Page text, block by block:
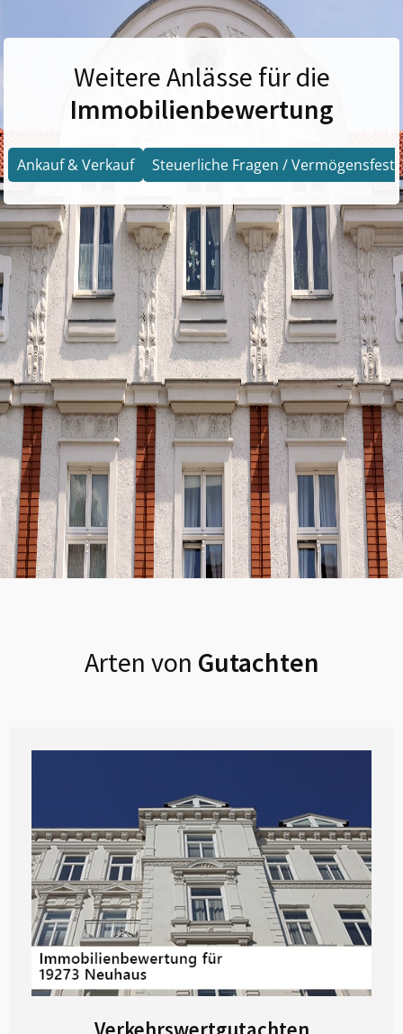
Weitere Anlässe für die
Immobilienbewertung
Ankauf & Verkauf Steuerliche Fragen /
Arten von Gutachten